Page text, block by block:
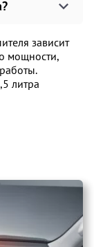
зависит
мощности,
литра